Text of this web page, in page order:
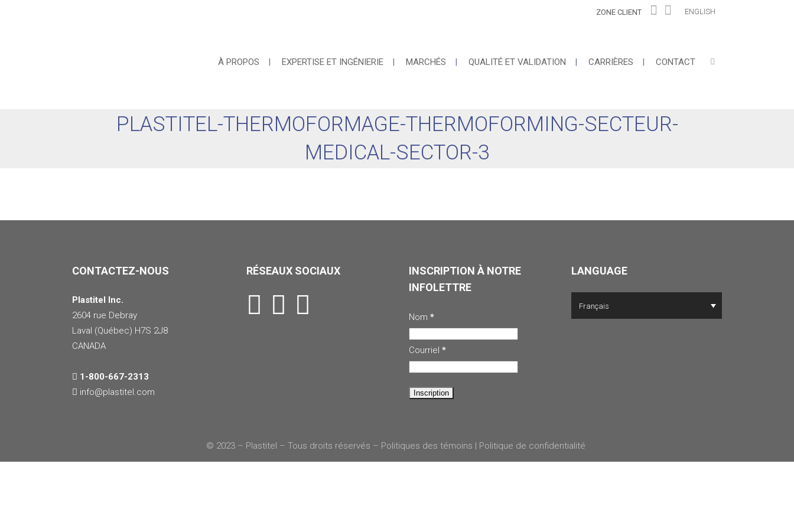
ZONE CLIENT ENGLISH
À PROPOS EXPERTISE ET INGÉNIERIE MARCHÉS QUALITÉ ET VALIDATION CARRIÈRES CONTACT
PLASTITEL-THERMOFORMAGE-THERMOFORMING-SECTEUR-
MEDICAL-SECTOR-3
CONTACTEZ-NOUS
Plastitel Inc.
2604 rue Debray
Laval (Québec) H7S 2J8
CANADA
1-800-667-2313
info@plastitel.com
RÉSEAUX SOCIAUX
INSCRIPTION À NOTRE
INFOLETTRE
Nom *
Courriel *
LANGUAGE
Français
© 2023 – Plastitel – Tous droits réservés – Politiques des témoins | Politique de confidentialité